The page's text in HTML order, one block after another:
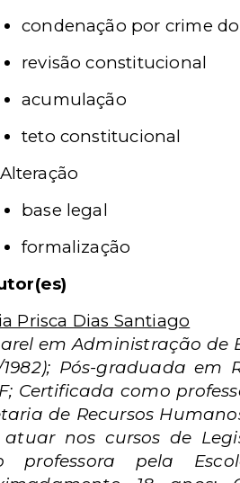
condenação por crime
revisão constitucional
acumulação
teto constitucional
base legal
formalização
Prisca Dias Santiago
em Administração de
1982); Pós-graduada
Certificada como
de Recursos
nos cursos de
professora pela